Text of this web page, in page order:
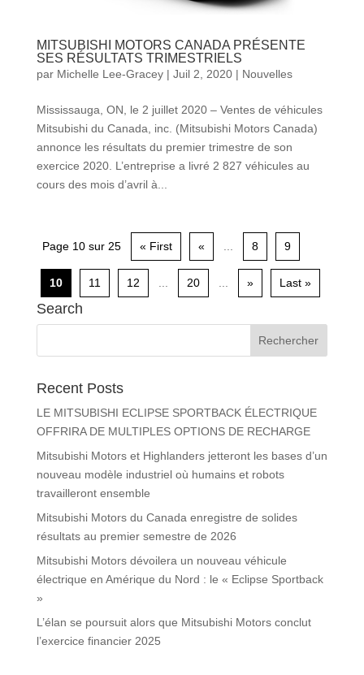
MITSUBISHI MOTORS CANADA PRÉSENTE
SES RÉSULTATS TRIMESTRIELS
par Michelle Lee-Gracey| Juil 2, 2020| Nouvelles
Mississauga, ON, le 2 juillet 2020 – Ventes de véhicules
Mitsubishi du Canada, inc. (Mitsubishi Motors Canada)
annonce les résultats du premier trimestre de son
exercice 2020. L’entreprise a livré 2 827 véhicules au
cours des mois d’avril à...
Page 10 sur 25 « First « 8 9
10 11 12 20 » Last »
Search
Recent Posts
LE MITSUBISHI ECLIPSE SPORTBACK ÉLECTRIQUE
OFFRIRA DE MULTIPLES OPTIONS DE RECHARGE
Mitsubishi Motors et Highlanders jetteront les bases d’un
nouveau modèle industriel où humains et robots
travailleront ensemble
Mitsubishi Motors du Canada enregistre de solides
résultats au premier semestre de 2026
Mitsubishi Motors dévoilera un nouveau véhicule
électrique en Amérique du Nord : le « Eclipse Sportback
»
L’élan se poursuit alors que Mitsubishi Motors conclut
l’exercice financier 2025